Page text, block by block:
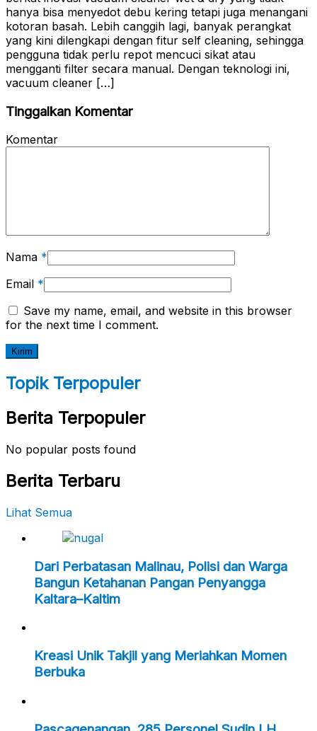
hanya bisa menyedot debu kering tetapi juga menangani
kotoran basah. Lebih canggih lagi, banyak perangkat
yang kini dilengkapi dengan fitur self cleaning, sehingga
pengguna tidak perlu repot mencuci sikat atau
mengganti filter secara manual. Dengan teknologi ini,
vacuum cleaner […]
Tinggalkan Komentar
Komentar
Nama *
Email *
Save my name, email, and website in this browser
for the next time I comment.
Topik Terpopuler
Berita Terpopuler
No popular posts found
Berita Terbaru
Lihat Semua
Dari Perbatasan Malinau, Polisi dan Warga
Bangun Ketahanan Pangan Penyangga
Kaltara–Kaltim
Kreasi Unik Takjil yang Meriahkan Momen
Berbuka